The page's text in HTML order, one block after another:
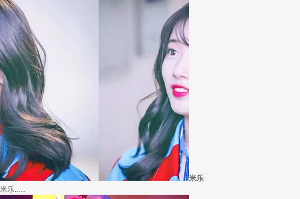
冬季绚烂，少不了羽绒服、毛呢大衣的色彩比拼，有它们在，冬天自然出彩不少，但若......